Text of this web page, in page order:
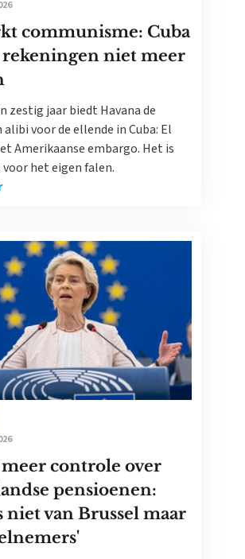
communisme: Cuba
rekeningen niet meer
zestig jaar biedt Havana de
voor de ellende in Cuba: El
Amerikaanse embargo. Het is
voor het eigen falen.
controle over
pensioenen:
niet van Brussel maar